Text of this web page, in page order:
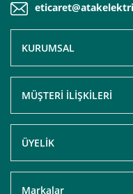
KURUMSAL
MÜŞTERİ İLİŞKİLERİ
ÜYELİK
Markalar